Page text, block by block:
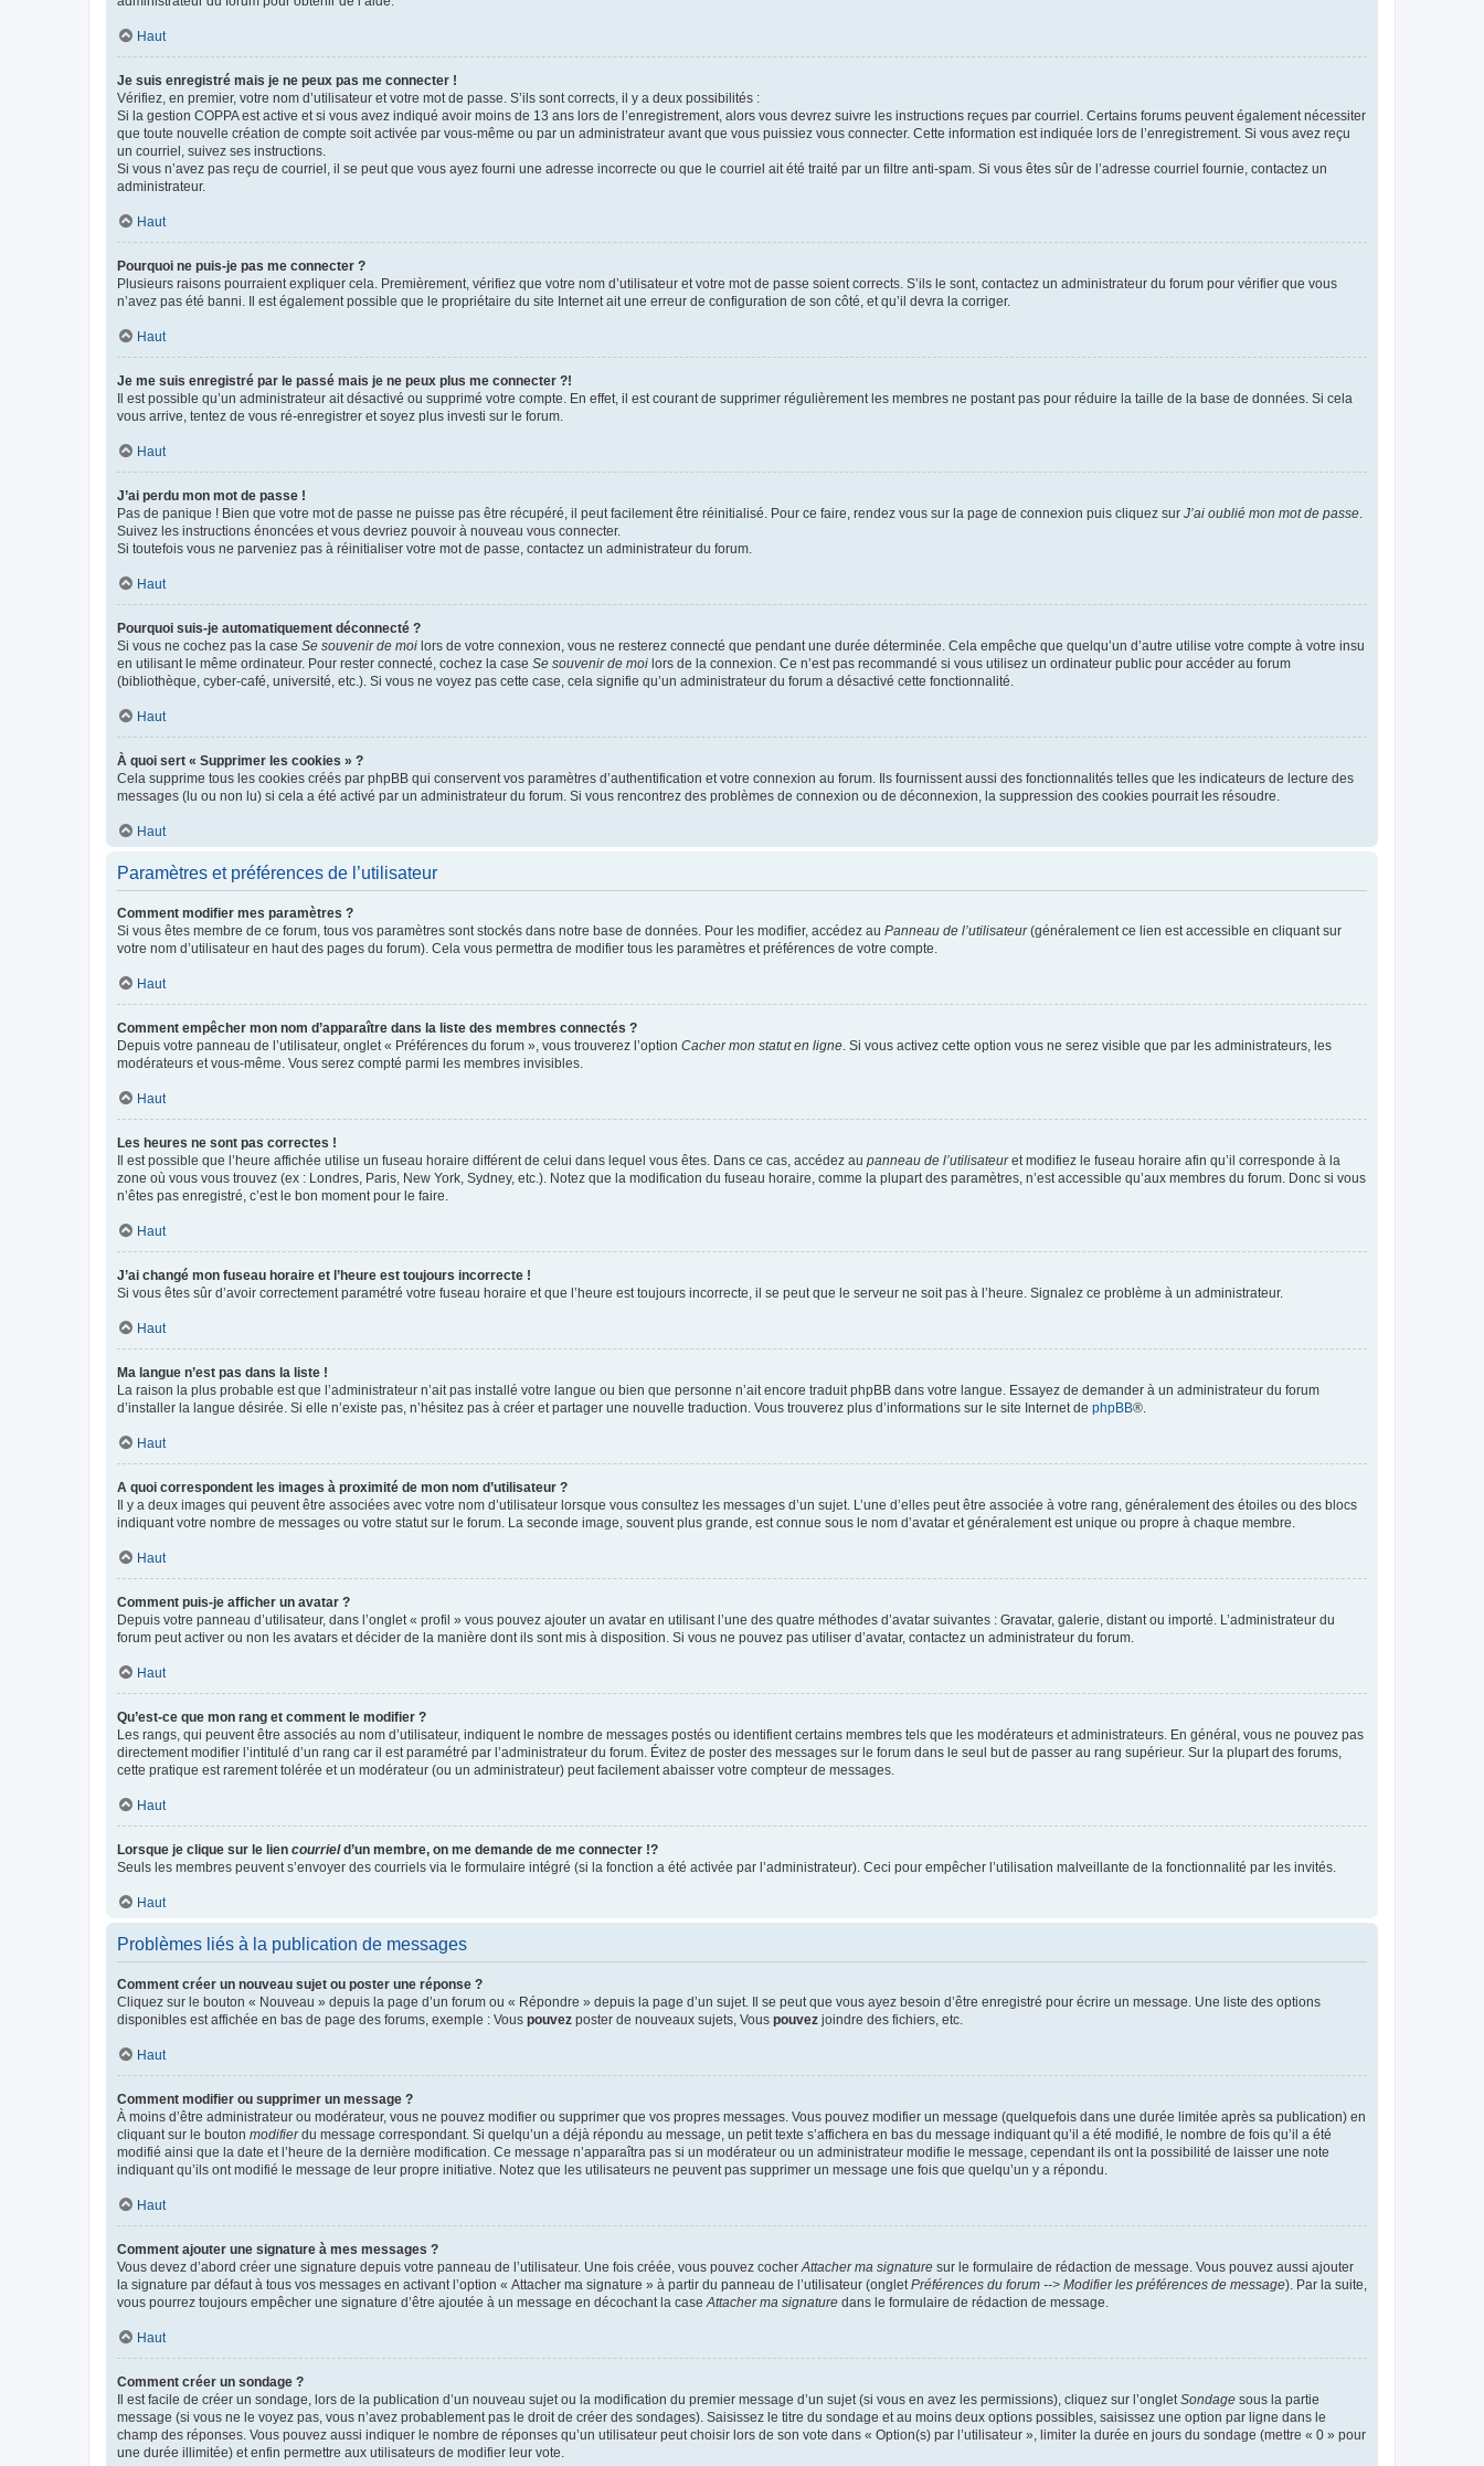
Haut
Je suis enregistré mais je ne peux pas me connecter !
Vérifiez, en premier, votre nom d’utilisateur et votre mot de passe. S’ils sont corrects, il y a deux possibilités :
Si la gestion COPPA est active et si vous avez indiqué avoir moins de 13 ans lors de l’enregistrement, alors vous devrez suivre les instructions reçues par courriel. Certains forums peuvent également nécessiter
que toute nouvelle création de compte soit activée par vous-même ou par un administrateur avant que vous puissiez vous connecter. Cette information est indiquée lors de l’enregistrement. Si vous avez reçu
un courriel, suivez ses instructions.
Si vous n’avez pas reçu de courriel, il se peut que vous ayez fourni une adresse incorrecte ou que le courriel ait été traité par un filtre anti-spam. Si vous êtes sûr de l’adresse courriel fournie, contactez un
administrateur.
Haut
Pourquoi ne puis-je pas me connecter ?
Plusieurs raisons pourraient expliquer cela. Premièrement, vérifiez que votre nom d’utilisateur et votre mot de passe soient corrects. S’ils le sont, contactez un administrateur du forum pour vérifier que vous
n’avez pas été banni. Il est également possible que le propriétaire du site Internet ait une erreur de configuration de son côté, et qu’il devra la corriger.
Haut
Je me suis enregistré par le passé mais je ne peux plus me connecter ?!
Il est possible qu’un administrateur ait désactivé ou supprimé votre compte. En effet, il est courant de supprimer régulièrement les membres ne postant pas pour réduire la taille de la base de données. Si cela
vous arrive, tentez de vous ré-enregistrer et soyez plus investi sur le forum.
Haut
J’ai perdu mon mot de passe !
Pas de panique ! Bien que votre mot de passe ne puisse pas être récupéré, il peut facilement être réinitialisé. Pour ce faire, rendez vous sur la page de connexion puis cliquez sur J’ai oublié mon mot de passe
Suivez les instructions énoncées et vous devriez pouvoir à nouveau vous connecter.
Si toutefois vous ne parveniez pas à réinitialiser votre mot de passe, contactez un administrateur du forum.
Haut
Pourquoi suis-je automatiquement déconnecté ?
Si vous ne cochez pas la case Se souvenir de moi lors de votre connexion, vous ne resterez connecté que pendant une durée déterminée. Cela empêche que quelqu’un d’autre utilise votre compte à votre insu
en utilisant le même ordinateur. Pour rester connecté, cochez la case Se souvenir de moi lors de la connexion. Ce n’est pas recommandé si vous utilisez un ordinateur public pour accéder au forum
(bibliothèque, cyber-café, université, etc.). Si vous ne voyez pas cette case, cela signifie qu’un administrateur du forum a désactivé cette fonctionnalité.
Haut
À quoi sert « Supprimer les cookies » ?
Cela supprime tous les cookies créés par phpBB qui conservent vos paramètres d’authentification et votre connexion au forum. Ils fournissent aussi des fonctionnalités telles que les indicateurs de lecture des
messages (lu ou non lu) si cela a été activé par un administrateur du forum. Si vous rencontrez des problèmes de connexion ou de déconnexion, la suppression des cookies pourrait les résoudre.
Haut
Paramètres et préférences de l’utilisateur
Comment modifier mes paramètres ?
Si vous êtes membre de ce forum, tous vos paramètres sont stockés dans notre base de données. Pour les modifier, accédez au Panneau de l’utilisateur(généralement ce lien est accessible en cliquant sur
votre nom d’utilisateur en haut des pages du forum). Cela vous permettra de modifier tous les paramètres et préférences de votre compte.
Haut
Comment empêcher mon nom d’apparaître dans la liste des membres connectés ?
Depuis votre panneau de l’utilisateur, onglet « Préférences du forum », vous trouverez l’option Cacher mon statut en ligne . Si vous activez cette option vous ne serez visible que par les administrateurs, les
modérateurs et vous-même. Vous serez compté parmi les membres invisibles.
Haut
Les heures ne sont pas correctes !
Il est possible que l’heure affichée utilise un fuseau horaire différent de celui dans lequel vous êtes. Dans ce cas, accédez au panneau de l’utilisateuret modifiez le fuseau horaire afin qu’il corresponde à la
zone où vous vous trouvez (ex : Londres, Paris, New York, Sydney, etc.). Notez que la modification du fuseau horaire, comme la plupart des paramètres, n’est accessible qu’aux membres du forum. Donc si vous
n’êtes pas enregistré, c’est le bon moment pour le faire.
Haut
J’ai changé mon fuseau horaire et l’heure est toujours incorrecte !
Si vous êtes sûr d’avoir correctement paramétré votre fuseau horaire et que l’heure est toujours incorrecte, il se peut que le serveur ne soit pas à l’heure. Signalez ce problème à un administrateur.
Haut
Ma langue n’est pas dans la liste !
La raison la plus probable est que l’administrateur n’ait pas installé votre langue ou bien que personne n’ait encore traduit phpBB dans votre langue. Essayez de demander à un administrateur du forum
d’installer la langue désirée. Si elle n’existe pas, n’hésitez pas à créer et partager une nouvelle traduction. Vous trouverez plus d’informations sur le site Internet de phpBB®.
Haut
A quoi correspondent les images à proximité de mon nom d’utilisateur ?
Il y a deux images qui peuvent être associées avec votre nom d’utilisateur lorsque vous consultez les messages d’un sujet. L’une d’elles peut être associée à votre rang, généralement des étoiles ou des blocs
indiquant votre nombre de messages ou votre statut sur le forum. La seconde image, souvent plus grande, est connue sous le nom d’avatar et généralement est unique ou propre à chaque membre.
Haut
Comment puis-je afficher un avatar ?
Depuis votre panneau d’utilisateur, dans l’onglet « profil » vous pouvez ajouter un avatar en utilisant l’une des quatre méthodes d’avatar suivantes : Gravatar, galerie, distant ou importé. L’administrateur du
forum peut activer ou non les avatars et décider de la manière dont ils sont mis à disposition. Si vous ne pouvez pas utiliser d’avatar, contactez un administrateur du forum.
Haut
Qu’est-ce que mon rang et comment le modifier ?
Les rangs, qui peuvent être associés au nom d’utilisateur, indiquent le nombre de messages postés ou identifient certains membres tels que les modérateurs et administrateurs. En général, vous ne pouvez pas
directement modifier l’intitulé d’un rang car il est paramétré par l’administrateur du forum. Évitez de poster des messages sur le forum dans le seul but de passer au rang supérieur. Sur la plupart des forums,
cette pratique est rarement tolérée et un modérateur (ou un administrateur) peut facilement abaisser votre compteur de messages.
Haut
Lorsque je clique sur le lien courrield’un membre, on me demande de me connecter !?
Seuls les membres peuvent s’envoyer des courriels via le formulaire intégré (si la fonction a été activée par l’administrateur). Ceci pour empêcher l’utilisation malveillante de la fonctionnalité par les invités.
Haut
Problèmes liés à la publication de messages
Comment créer un nouveau sujet ou poster une réponse ?
Cliquez sur le bouton « Nouveau » depuis la page d’un forum ou « Répondre » depuis la page d’un sujet. Il se peut que vous ayez besoin d’être enregistré pour écrire un message. Une liste des options
disponibles est affichée en bas de page des forums, exemple : Vous pouvez poster de nouveaux sujets, Vous pouvez joindre des fichiers, etc.
Haut
Comment modifier ou supprimer un message ?
À moins d’être administrateur ou modérateur, vous ne pouvez modifier ou supprimer que vos propres messages. Vous pouvez modifier un message (quelquefois dans une durée limitée après sa publication) en
cliquant sur le bouton modifierdu message correspondant. Si quelqu’un a déjà répondu au message, un petit texte s’affichera en bas du message indiquant qu’il a été modifié, le nombre de fois qu’il a été
modifié ainsi que la date et l’heure de la dernière modification. Ce message n’apparaîtra pas si un modérateur ou un administrateur modifie le message, cependant ils ont la possibilité de laisser une note
indiquant qu’ils ont modifié le message de leur propre initiative. Notez que les utilisateurs ne peuvent pas supprimer un message une fois que quelqu’un y a répondu.
Haut
Comment ajouter une signature à mes messages ?
Vous devez d’abord créer une signature depuis votre panneau de l’utilisateur. Une fois créée, vous pouvez cocher Attacher ma signature sur le formulaire de rédaction de message. Vous pouvez aussi ajouter
la signature par défaut à tous vos messages en activant l’option « Attacher ma signature » à partir du panneau de l’utilisateur (onglet Préférences du forum --> Modifier les préférences de message). Par la suite,
vous pourrez toujours empêcher une signature d’être ajoutée à un message en décochant la case Attacher ma signature dans le formulaire de rédaction de message.
Haut
Comment créer un sondage ?
Il est facile de créer un sondage, lors de la publication d’un nouveau sujet ou la modification du premier message d’un sujet (si vous en avez les permissions), cliquez sur l’onglet Sondage sous la partie
message (si vous ne le voyez pas, vous n’avez probablement pas le droit de créer des sondages). Saisissez le titre du sondage et au moins deux options possibles, saisissez une option par ligne dans le
champ des réponses. Vous pouvez aussi indiquer le nombre de réponses qu’un utilisateur peut choisir lors de son vote dans « Option(s) par l’utilisateur », limiter la durée en jours du sondage (mettre « 0 » pour
une durée illimitée) et enfin permettre aux utilisateurs de modifier leur vote.